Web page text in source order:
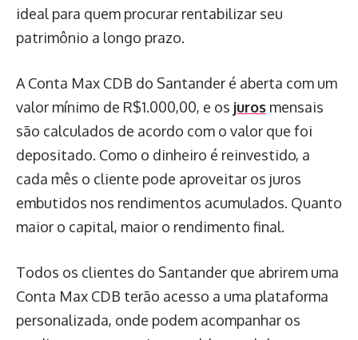
ideal para quem procurar rentabilizar seu
patrimônio a longo prazo.
A Conta Max CDB do Santander é aberta com um
valor mínimo de R$1.000,00, e os juros mensais
são calculados de acordo com o valor que foi
depositado. Como o dinheiro é reinvestido, a
cada mês o cliente pode aproveitar os juros
embutidos nos rendimentos acumulados. Quanto
maior o capital, maior o rendimento final.
Todos os clientes do Santander que abrirem uma
Conta Max CDB terão acesso a uma plataforma
personalizada, onde podem acompanhar os